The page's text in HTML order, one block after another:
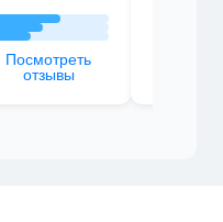
Посмотреть
отзывы